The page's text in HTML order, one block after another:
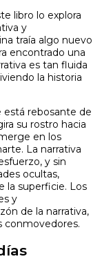
libro lo explora
y
traía algo nuevo
encontrado una
es tan fluida
la historia
está rebosante de
su rostro hacia
en los
La narrativa
y sin
ocultas,
la superficie. Los
y
de la narrativa,
conmovedores.